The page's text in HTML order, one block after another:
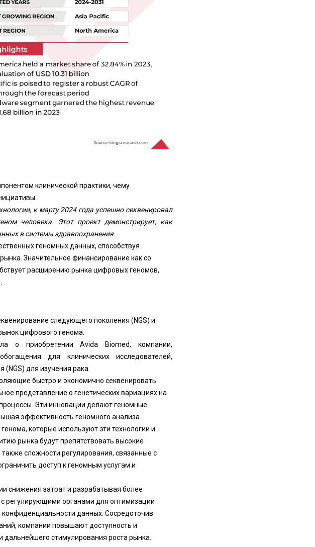
клинической практики, чему
к марту 2024 года успешно секвенировал
человека. Этот проект демонстрирует, как
в системы здравоохранения.
геномных данных, способствуя
Значительное финансирование как со
расширению рынка цифровых геномов,
следующего поколения (NGS) и
цифрового генома.
о приобретении Avida Biomed, компании,
для клинических исследователей,
для изучения рака.
быстро и экономично секвенировать
представление о генетических вариациях на
Эти инновации делают геномные
эффективность геномного анализа.
которые используют эти технологии и
рынка будут препятствовать высокие
сложности регулирования, связанные с
доступ к геномным услугам и
снижения затрат и разрабатывая более
регулирующими органами для оптимизации
данных. Сосредоточив
компании повышают доступность и
дальнейшего стимулирования роста рынка.